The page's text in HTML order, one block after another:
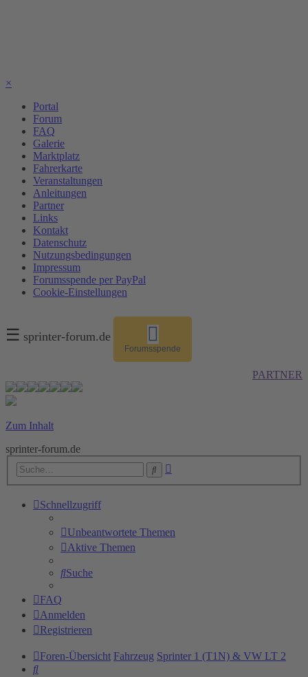
×
Portal
Forum
FAQ
Galerie
Marktplatz
Fahrerkarte
Veranstaltungen
Anleitungen
Partner
Links
Kontakt
Datenschutz
Nutzungsbedingungen
Impressum
Forumsspende per PayPal
Cookie-Einstellungen
☰ sprinter-forum.de
Forumsspende
PARTNER
Zum Inhalt
sprinter-forum.de
Suche
Schnellzugriff
Unbeantwortete Themen
Aktive Themen
Suche
FAQ
Anmelden
Registrieren
Foren-Übersicht Fahrzeug Sprinter 1 (T1N) & VW LT 2
Suche